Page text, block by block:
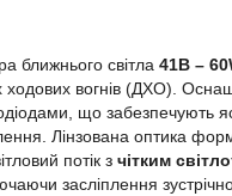
ближнього світла 41B –
ходових вогнів (ДХО).
що забезпечують
Лінзована оптика
потік з чітким
засліплення